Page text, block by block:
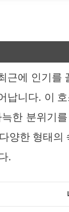
근에 인기를
납니다. 이
한 분위기
양한 형태의
.